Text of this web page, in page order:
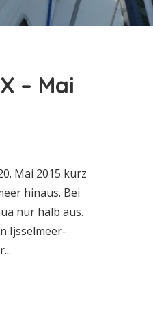
– Mai
Mai 2015 kurz
hinaus. Bei
nur halb aus.
Ijsselmeer-